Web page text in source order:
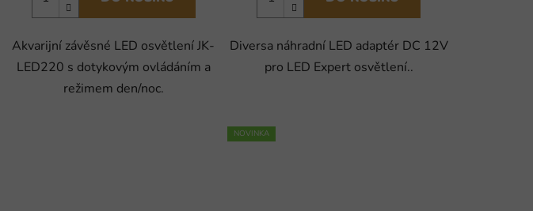
Akvarijní závěsné LED osvětlení JK-
LED220 s dotykovým ovládáním a
režimem den/noc.
Diversa náhradní LED adaptér DC 12V
pro LED Expert osvětlení..
NOVINKA